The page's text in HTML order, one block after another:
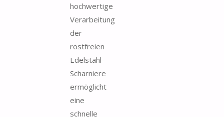
hochwertige
Verarbeitung
der
rostfreien
Edelstahl-
Scharniere
ermöglicht
eine
schnelle